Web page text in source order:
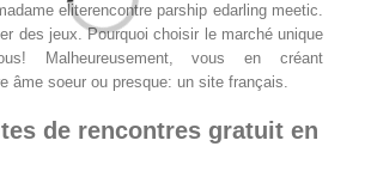
eliterencontre parship edarling meetic.
des jeux. Pourquoi choisir le marché unique
Malheureusement, vous en créant
âme soeur ou presque: un site français.
de rencontres gratuit en